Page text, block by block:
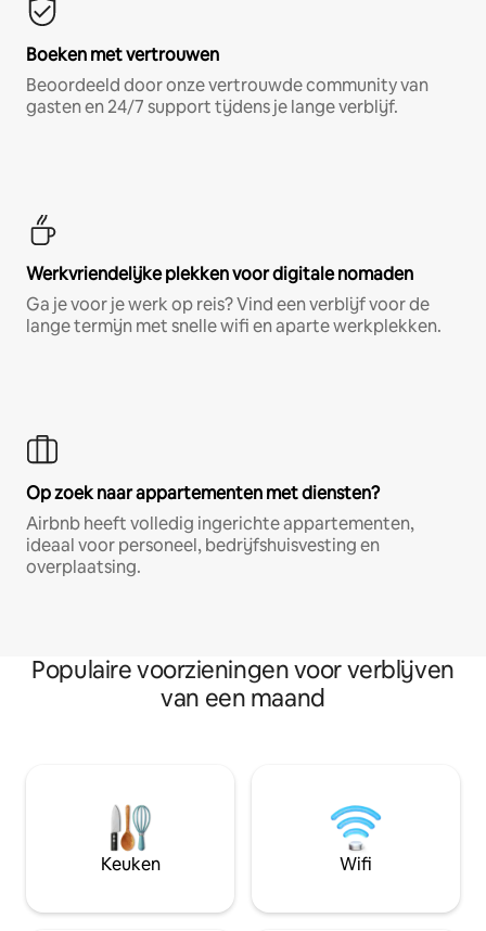
Boeken met vertrouwen
Beoordeeld door onze vertrouwde community van
gasten en 24/7 support tijdens je lange verblijf.
Werkvriendelijke plekken voor digitale nomaden
Ga je voor je werk op reis? Vind een verblijf voor de
lange termijn met snelle wifi en aparte werkplekken.
Op zoek naar appartementen met diensten?
Airbnb heeft volledig ingerichte appartementen,
ideaal voor personeel, bedrijfshuisvesting en
overplaatsing.
Populaire voorzieningen voor verblijven
van een maand
Keuken Wifi